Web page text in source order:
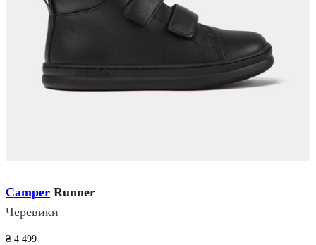
Camper Runner
Черевики
₴ 4 499